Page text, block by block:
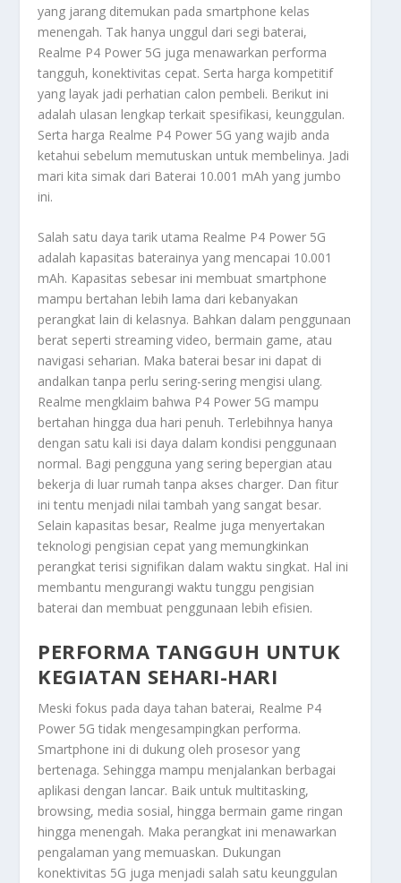
yang jarang ditemukan pada smartphone kelas
menengah. Tak hanya unggul dari segi baterai,
Realme P4 Power 5G juga menawarkan performa
tangguh, konektivitas cepat. Serta harga kompetitif
yang layak jadi perhatian calon pembeli. Berikut ini
adalah ulasan lengkap terkait spesifikasi, keunggulan.
Serta harga Realme P4 Power 5G yang wajib anda
ketahui sebelum memutuskan untuk membelinya. Jadi
mari kita simak dari Baterai 10.001 mAh yang jumbo
ini.
Salah satu daya tarik utama Realme P4 Power 5G
adalah kapasitas baterainya yang mencapai 10.001
mAh. Kapasitas sebesar ini membuat smartphone
mampu bertahan lebih lama dari kebanyakan
perangkat lain di kelasnya. Bahkan dalam penggunaan
berat seperti streaming video, bermain game, atau
navigasi seharian. Maka baterai besar ini dapat di
andalkan tanpa perlu sering-sering mengisi ulang.
Realme mengklaim bahwa P4 Power 5G mampu
bertahan hingga dua hari penuh. Terlebihnya hanya
dengan satu kali isi daya dalam kondisi penggunaan
normal. Bagi pengguna yang sering bepergian atau
bekerja di luar rumah tanpa akses charger. Dan fitur
ini tentu menjadi nilai tambah yang sangat besar.
Selain kapasitas besar, Realme juga menyertakan
teknologi pengisian cepat yang memungkinkan
perangkat terisi signifikan dalam waktu singkat. Hal ini
membantu mengurangi waktu tunggu pengisian
baterai dan membuat penggunaan lebih efisien.
PERFORMA TANGGUH UNTUK
KEGIATAN SEHARI-HARI
Meski fokus pada daya tahan baterai, Realme P4
Power 5G tidak mengesampingkan performa.
Smartphone ini di dukung oleh prosesor yang
bertenaga. Sehingga mampu menjalankan berbagai
aplikasi dengan lancar. Baik untuk multitasking,
browsing, media sosial, hingga bermain game ringan
hingga menengah. Maka perangkat ini menawarkan
pengalaman yang memuaskan. Dukungan
konektivitas 5G juga menjadi salah satu keunggulan